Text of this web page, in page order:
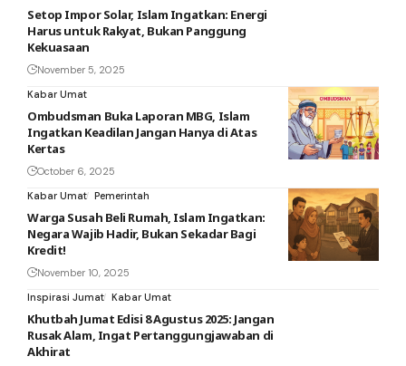
Setop Impor Solar, Islam Ingatkan: Energi
Harus untuk Rakyat, Bukan Panggung
Kekuasaan
November 5, 2025
Kabar Umat
Ombudsman Buka Laporan MBG, Islam
Ingatkan Keadilan Jangan Hanya di Atas
Kertas
October 6, 2025
Kabar Umat Pemerintah
Warga Susah Beli Rumah, Islam Ingatkan:
Negara Wajib Hadir, Bukan Sekadar Bagi
Kredit!
November 10, 2025
Inspirasi Jumat Kabar Umat
Khutbah Jumat Edisi 8 Agustus 2025: Jangan
Rusak Alam, Ingat Pertanggungjawaban di
Akhirat